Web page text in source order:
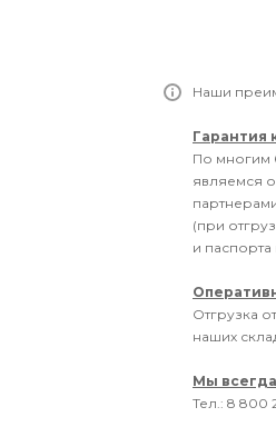
Наши
Гарантия
По многим
являемся
(при
и паспорта
Отгрузка
наших
Мы
Тел.: 8 800